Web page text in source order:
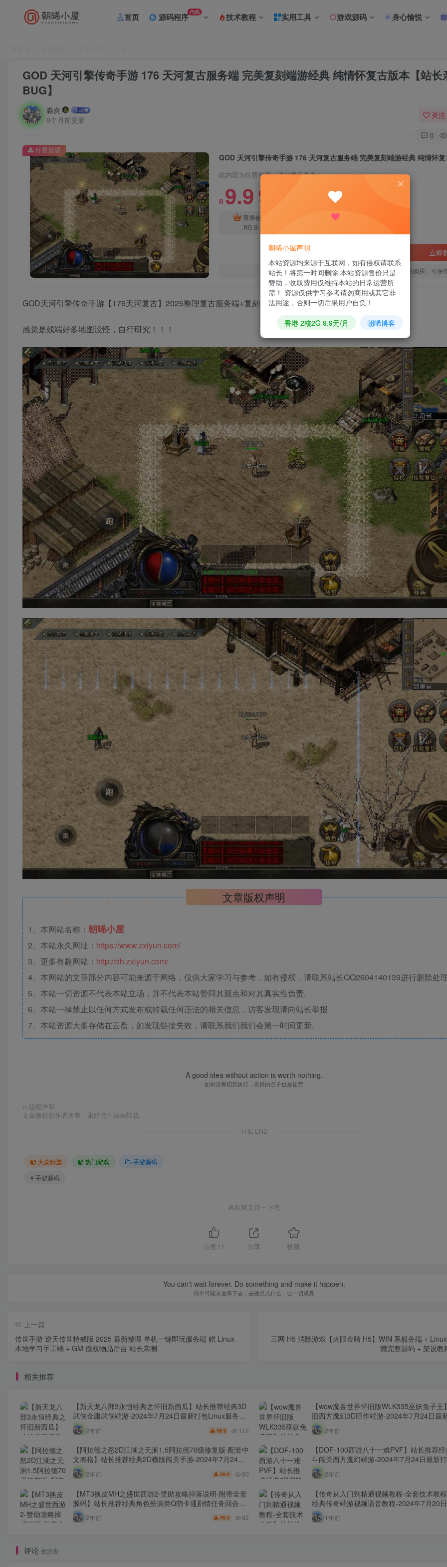
首页 源码程序代码 技术教程 实用工具 游戏源码 身心愉悦
GOD 天河引擎传奇手游 176 天河复古服务端 完美复刻端游经典 纯情怀复古版本【站长
BUG】
淼炎
8个月前更新
关注
0
此内容为付费资源，请付费后查看
R 9.9 R
普通会员
R0.9
免费
立即
您当前未登录！建议登陆后购买，可保
付费资源
GOD天河引擎传奇手游【176天河复古】2025整理复古服务端+复刻端游+情怀复古
感觉是残端好多地图没怪，自行研究！！！
文章版权声明
1、本网站名称： 朝晞小屋
2、本站永久网址： https://www.zxiyun.com/
3、更多有趣网站： http://dh.zxiyun.com/
4、本网站的文章部分内容可能来源于网络，仅供大家学习与参考，如有侵权，请联系站长QQ2604140139进行删除处
5、本站一切资源不代表本站立场，并不代表本站赞同其观点和对其真实性负责。
6、本站一律禁止以任何方式发布或转载任何违法的相关信息，访客发现请向站长举报
7、本站资源大多存储在云盘，如发现链接失效，请联系我们我们会第一时间更新。
A good idea without action is worth nothing.
如果没有切实执行，再好的点子也是徒劳
© 版权声明
文章版权归作者所有，未经允许请勿转载。
THE END
大众精选 热门游戏
手游源码
# 手游源码
喜欢就支持一下吧
点赞 11 分享 收藏
You can't wait forever. Do something and make it happen.
你不可能永远等下去，去做点儿什么，让一切成真
上一篇
传世手游 逆天传世特戒版 2025 最新整理 单机一键即玩服务端 赠 Linux
本地学习手工端 + GM 授权物品后台 站长亲测
三网 H5 消除游戏【火眼金睛 H5】WIN 系服务端 +
赠完整源码 + 架设教
相关推荐
【新天龙八部3永恒经典之怀旧新西瓜】站长推荐经典3D
武侠金庸武侠端游-2024年7月24日最新打包Linux服务端
源码视频架设教程-完整PC客户端-配套GM工具！
2年前 R9.9 112
【wow魔兽世界怀旧版WLK335巫妖兔子
旧西方魔幻3D巨作端游-2024年7月24日最
务端源码视频架设教程-网页注册-GM指令
户端！2年前
【阿拉德之怒2D江湖之无涧1.5阿拉德70级修复版-配套中
文表格】站长推荐经典2D横版闯关手游-2024年7月24日
最新打包Linux服务端源码视频架设教程-GM总运营WEB
管理后台-新版多功能GM授权后台-安卓苹果IOS双端版
2年前 R9.9 80
【DOF-100西游八十一难PVF】站长推荐
斗闯关西方魔幻端游-2024年7月24日最新
端源码视频架设教程-等级补丁-配套完整客
2年前
【MT3换皮MH之盛世西游2-赞助攻略掉落说明-附带全套
源码】站长推荐经典角色扮演类Q萌卡通剧情任务回合手
游-2024年7月20日最新打包Linux服务端源码视频架设教
程-多功能GM网页后台工具-安卓苹果ios双端版本！
2年前 R9.9 92
【传奇从入门到精通视频教程-全套技术教
经典传奇端游视频语音教程-2024年7月20
理-0从基础新手到精通-传奇全套技术教学！
1年前
评论 抢沙发
朝晞小屋声明
本站资源均来源于互联网，如有侵权请联系
站长！将第一时间删除 本站资源售价只是
赞助，收取费用仅维持本站的日常运营所
需！ 资源仅供学习参考请勿商用或其它非
法用途，否则一切后果用户自负！
香港 2核2G 9.9元/月 朝晞博客